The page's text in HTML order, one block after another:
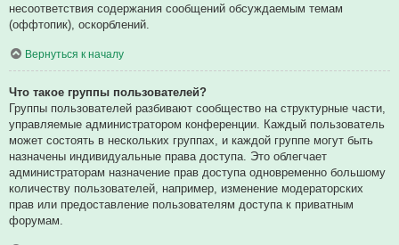
несоответствия содержания сообщений обсуждаемым темам
(оффтопик), оскорблений.
Вернуться к началу
Что такое группы пользователей?
Группы пользователей разбивают сообщество на структурные части,
управляемые администратором конференции. Каждый пользователь
может состоять в нескольких группах, и каждой группе могут быть
назначены индивидуальные права доступа. Это облегчает
администраторам назначение прав доступа одновременно большому
количеству пользователей, например, изменение модераторских
прав или предоставление пользователям доступа к приватным
форумам.